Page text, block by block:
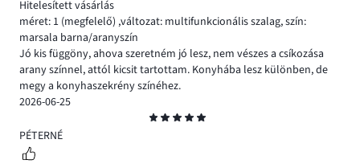
Hitelesített vásárlás
méret: 1 (megfelelő) ,változat: multifunkcionális szalag,szín:
marsala barna/aranyszín
Jó kis függöny, ahova szeretném jó lesz, nem vészes a csíkozása
arany színnel, attól kicsit tartottam. Konyhába lesz különben, de
megy a konyhaszekrény színéhez.
2026-06-25
5
PÉTERNÉ